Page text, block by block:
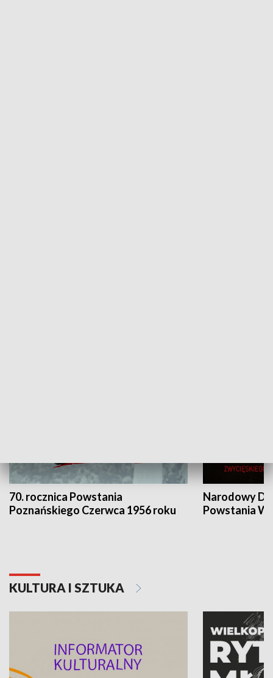
70. rocznica Powstania
Poznańskiego Czerwca 1956 roku
Narodowy
Powstania
KULTURA I SZTUKA